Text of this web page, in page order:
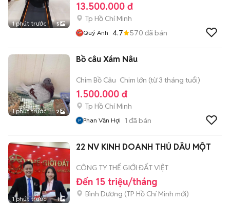
1 phút trước 5
13.500.000 đ
Tp Hồ Chí Minh
Quý Anh 4.7 570 đã bán
1 phút trước 2
Bồ câu Xám Nâu
Chim Bồ Câu Chim lớn (từ 3 tháng tuổi)
1.500.000 đ
Tp Hồ Chí Minh
Phan Văn Hợi 1 đã bán
1 phút trước 1
22 NV KINH DOANH THỦ DẦU MỘT
CÔNG TY THẾ GIỚI ĐẤT VIỆT
Đến 15 triệu/tháng
Bình Dương (TP Hồ Chí Minh mới)